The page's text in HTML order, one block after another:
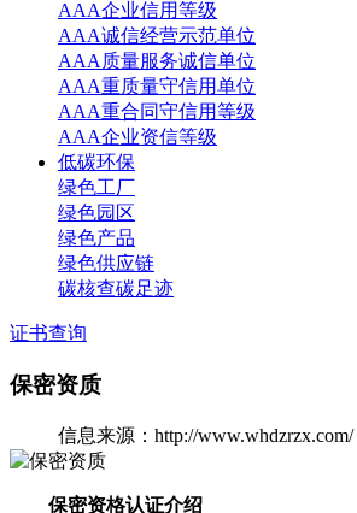
AAA企业信用等级
AAA诚信经营示范单位
AAA质量服务诚信单位
AAA重质量守信用单位
AAA重合同守信用等级
AAA企业资信等级
低碳环保
绿色工厂
绿色园区
绿色产品
绿色供应链
碳核查碳足迹
证书查询
保密资质
信息来源：http://www.whdzrzx.com/
保密资格认证介绍